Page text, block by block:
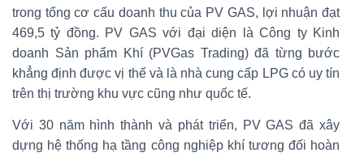
trong tổng cơ cấu doanh thu của PV GAS, lợi nhuận đạt
469,5 tỷ đồng. PV GAS với đại diện là Công ty Kinh
doanh Sản phẩm Khí (PVGas Trading) đã từng bước
khẳng định được vị thế và là nhà cung cấp LPG có uy tín
trên thị trường khu vực cũng như quốc tế.
Với 30 năm hình thành và phát triển, PV GAS đã xây
dựng hệ thống hạ tầng công nghiệp khí tương đối hoàn